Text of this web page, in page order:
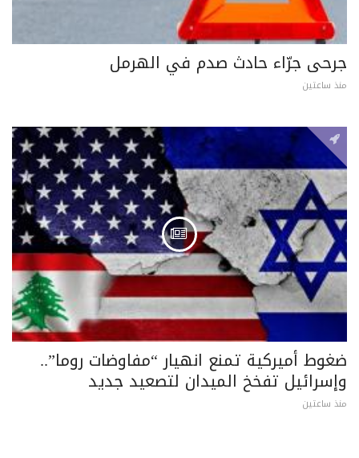
جرحى جرّاء حادث صدم في الهرمل
منذ ساعتين
ضغوط أميركية تمنع انهيار “مفاوضات روما”..
وإسرائيل تفخخ الميدان لتصعيد جديد
منذ ساعتين